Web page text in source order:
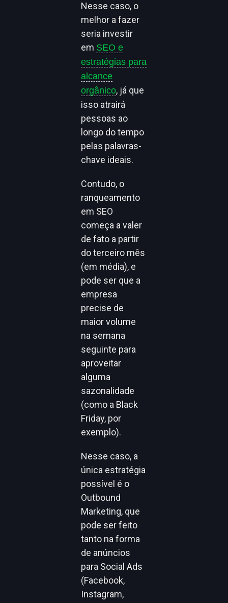
Nesse caso, o
melhor a fazer
seria investir
em SEO e
estratégias para
alcance
orgânico, já que
isso atrairá
pessoas ao
longo do tempo
pelas palavras-
chave ideais.
Contudo, o
ranqueamento
em SEO
começa a valer
de fato a partir
do terceiro mês
(em média), e
pode ser que a
empresa
precise de
maior volume
na semana
seguinte para
aproveitar
alguma
sazonalidade
(como a Black
Friday, por
exemplo).
Nesse caso, a
única estratégia
possível é o
Outbound
Marketing, que
pode ser feito
tanto na forma
de anúncios
para Social Ads
(Facebook,
Instagram,